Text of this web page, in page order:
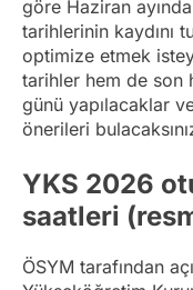
göre Haziran
tarihlerinin kaydını
optimize etmek
tarihler hem de son
günü yapılacaklar
önerileri
YKS 2026
saatleri
ÖSYM tarafından